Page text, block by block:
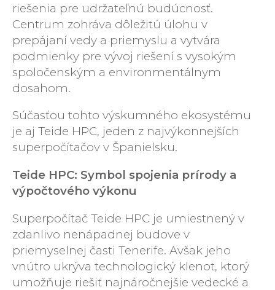
riešenia pre udržateľnú budúcnosť.
Centrum zohráva dôležitú úlohu v
prepájaní vedy a priemyslu a vytvára
podmienky pre vývoj riešení s vysokým
spoločenským a environmentálnym
dosahom.
Súčasťou tohto výskumného ekosystému
je aj Teide HPC, jeden z najvýkonnejších
superpočítačov v Španielsku.
Teide HPC: Symbol spojenia prírody a
výpočtového výkonu
Superpočítač Teide HPC je umiestnený v
zdanlivo nenápadnej budove v
priemyselnej časti Tenerife. Avšak jeho
vnútro ukrýva technologický klenot, ktorý
umožňuje riešiť najnáročnejšie vedecké a